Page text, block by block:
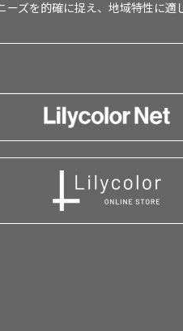
ーズを的確に捉え、地域特性に適